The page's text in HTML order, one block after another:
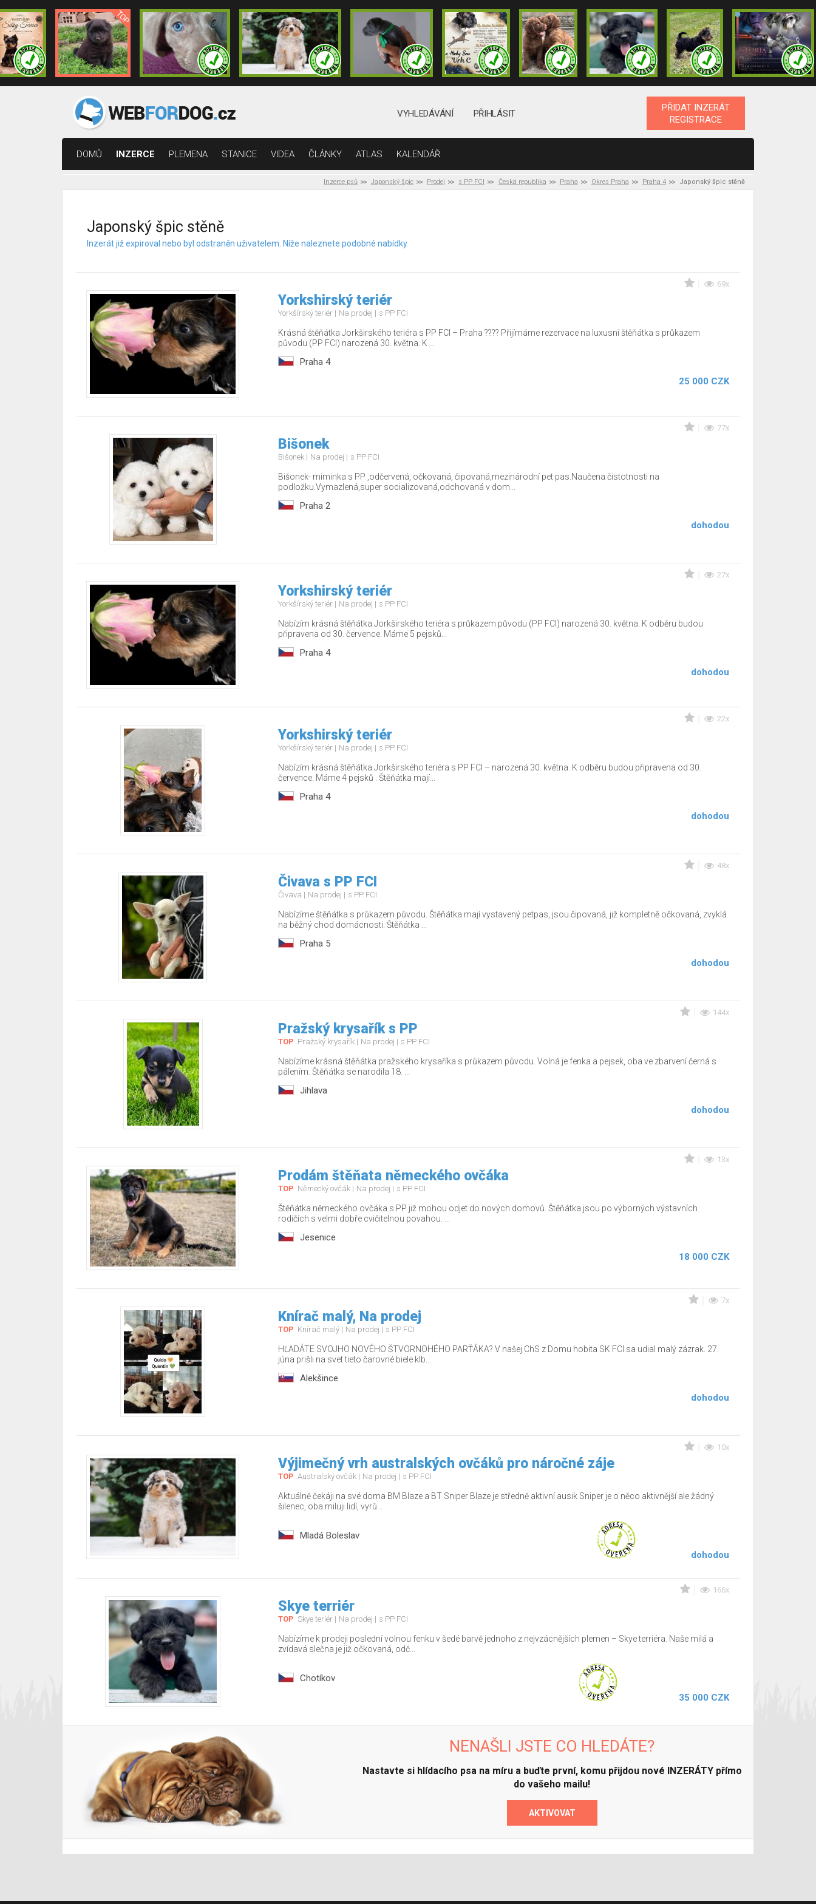
VYHLEDÁVÁNÍ PŘIHLÁSIT
PŘIDAT INZERÁT
REGISTRACE
DOMŮ INZERCE PLEMENA STANICE VIDEA ČLÁNKY ATLAS KALENDÁŘ
Inzerce psů Japonský špic Prodej s PP FCI Česká republika Praha Okres Praha Praha 4 Japonský špic stěně
Japonský špic stěně
Inzerát již expiroval nebo byl odstraněn uživatelem. Níže naleznete podobné nabídky
69x
Yorkshirský teriér
Yorkšírský teriér Na prodej s PP FCI
Krásná štěňátka Jorkširského teriéra s PP FCI – Praha ???? Přijímáme rezervace na luxusní štěňátka s průkazem
původu (PP FCI) narozená 30. května. K ...
Praha 4
25 000 CZK
77x
Bišonek
Bišonek Na prodej s PP FCI
Bišonek- miminka s PP ,odčervená, očkovaná, čipovaná,mezinárodní pet pas.Naučena čistotnosti na
podložku.Vymazlená,super socializovaná,odchovaná v dom...
Praha 2
dohodou
27x
Yorkshirský teriér
Yorkšírský teriér Na prodej s PP FCI
Nabízím krásná štěňátka Jorkširského teriéra s průkazem původu (PP FCI) narozená 30. května. K odběru budou
připravena od 30. července. Máme 5 pejsků...
Praha 4
dohodou
22x
Yorkshirský teriér
Yorkšírský teriér Na prodej s PP FCI
Nabízím krásná štěňátka Jorkširského teriéra s PP FCI – narozená 30. května. K odběru budou připravena od 30.
července. Máme 4 pejsků . Štěňátka mají...
Praha 4
dohodou
48x
Čivava s PP FCI
Čivava Na prodej s PP FCI
Nabízíme štěňátka s průkazem původu. Štěňátka mají vystavený petpas, jsou čipovaná, již kompletně očkovaná, zvyklá
na běžný chod domácnosti. Štěňátka ...
Praha 5
dohodou
144x
Pražský krysařík s PP
TOP Pražský krysařík Na prodej s PP FCI
Nabízíme krásná štěňátka pražského krysaříka s průkazem původu. Volná je fenka a pejsek, oba ve zbarvení černá s
pálením. Štěňátka se narodila 18. ...
Jihlava
dohodou
13x
Prodám štěňata německého ovčáka
TOP Německý ovčák Na prodej s PP FCI
Štěňátka německého ovčáka s PP již mohou odjet do nových domovů. Štěňátka jsou po výborných výstavních
rodičích s velmi dobře cvičitelnou povahou. ...
Jesenice
18 000 CZK
7x
Knírač malý, Na prodej
TOP Knírač malý Na prodej s PP FCI
HĽADÁTE SVOJHO NOVÉHO ŠTVORNOHÉHO PARŤÁKA? V našej ChS z Domu hobita SK FCI sa udial malý zázrak. 27.
júna prišli na svet tieto čarovné biele klb...
Alekšince
dohodou
10x
Výjimečný vrh australských ovčáků pro náročné záje
TOP Australský ovčák Na prodej s PP FCI
Aktuálně čekáji na své doma BM Blaze a BT Sniper Blaze je středně aktivní ausik Sniper je o něco aktivnější ale žádný
šilenec, oba miluji lidí, vyrů...
Mladá Boleslav
dohodou
166x
Skye terriér
TOP Skye teriér Na prodej s PP FCI
Nabízíme k prodeji poslední volnou fenku v šedé barvě jednoho z nejvzácnějších plemen – Skye terriéra. Naše milá a
zvídavá slečna je již očkovaná, odč...
Chotíkov
35 000 CZK
NENAŠLI JSTE CO HLEDÁTE?
Nastavte si hlídacího psa na míru a buďte první, komu přijdou nové INZERÁTY přímo
do vašeho mailu!
AKTIVOVAT